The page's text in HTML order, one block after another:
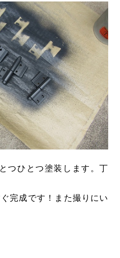
つひとつ塗装します。丁
完成です！また撮りにい